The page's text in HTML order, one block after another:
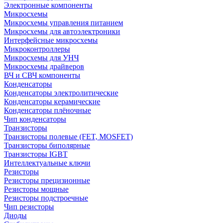
Электронные компоненты
Микросхемы
Микросхемы управления питанием
Микросхемы для автоэлектроники
Интерфейсные микросхемы
Микроконтроллеры
Микросхемы для УНЧ
Микросхемы драйверов
ВЧ и СВЧ компоненты
Конденсаторы
Конденсаторы электролитические
Конденсаторы керамические
Конденсаторы плёночные
Чип конденсаторы
Транзисторы
Транзисторы полевые (FET, MOSFET)
Транзисторы биполярные
Транзисторы IGBT
Интеллектуальные ключи
Резисторы
Резисторы прецизионные
Резисторы мощные
Резисторы подстроечные
Чип резисторы
Диоды